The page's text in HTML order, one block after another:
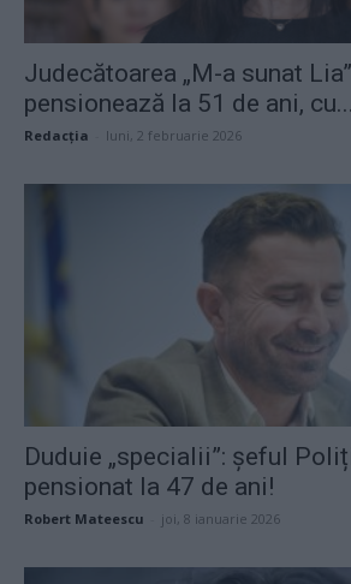
Judecătoarea „M-a sunat
pensionează la 51 de ani, cu...
Redacţia luni, 2 februarie 2026
Duduie „specialii”: șeful
pensionat la 47 de ani!
Robert Mateescu joi, 8 ianuarie 2026